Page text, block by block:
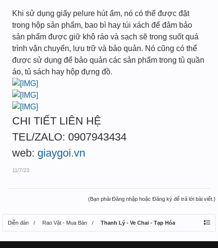
Khi sử dụng giấy pelure hút ẩm, nó có thể được đặt
trong hộp sản phẩm, bao bì hay túi xách để đảm bảo
sản phẩm được giữ khô ráo và sạch sẽ trong suốt quá
trình vận chuyển, lưu trữ và bảo quản. Nó cũng có thể
được sử dụng để bảo quản các sản phẩm trong tủ quần
áo, tủ sách hay hộp đựng đồ.
CHI TIẾT LIÊN HỆ
TEL/ZALO: 0907943434
web: giaygoi.vn
11/7/23
(Bạn phải Đăng nhập hoặc Đăng ký để trả lời bài viết.)
Diễn đàn Rao Vặt - Mua Bán Thanh Lý - Ve Chai - Tạp Hóa